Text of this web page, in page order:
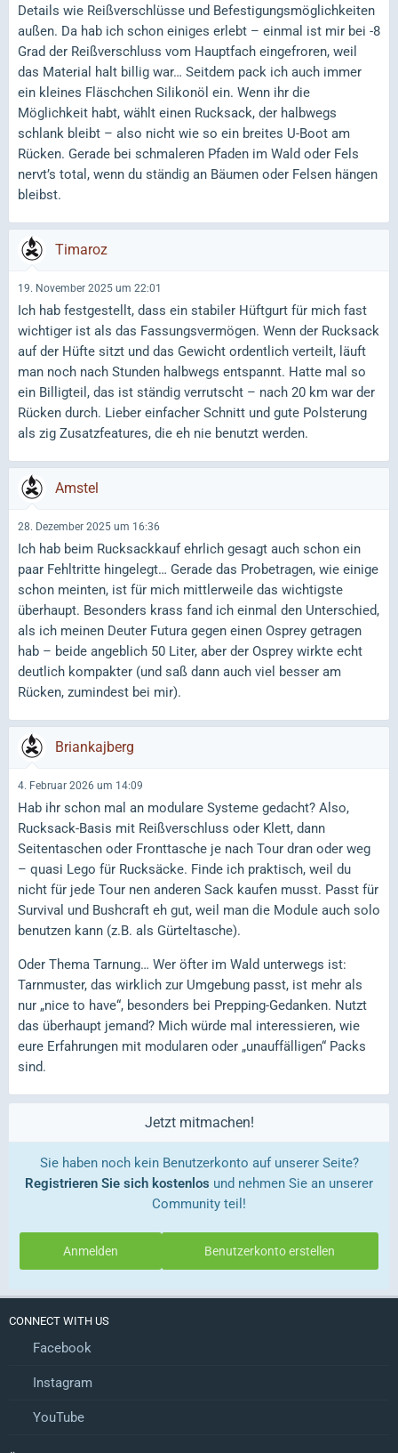
Details wie Reißverschlüsse und Befestigungsmöglichkeiten
außen. Da hab ich schon einiges erlebt – einmal ist mir bei -8
Grad der Reißverschluss vom Hauptfach eingefroren, weil
das Material halt billig war… Seitdem pack ich auch immer
ein kleines Fläschchen Silikonöl ein. Wenn ihr die
Möglichkeit habt, wählt einen Rucksack, der halbwegs
schlank bleibt – also nicht wie so ein breites U-Boot am
Rücken. Gerade bei schmaleren Pfaden im Wald oder Fels
nervt’s total, wenn du ständig an Bäumen oder Felsen hängen
bleibst.
Timaroz
19. November 2025 um 22:01
Ich hab festgestellt, dass ein stabiler Hüftgurt für mich fast
wichtiger ist als das Fassungsvermögen. Wenn der Rucksack
auf der Hüfte sitzt und das Gewicht ordentlich verteilt, läuft
man noch nach Stunden halbwegs entspannt. Hatte mal so
ein Billigteil, das ist ständig verrutscht – nach 20 km war der
Rücken durch. Lieber einfacher Schnitt und gute Polsterung
als zig Zusatzfeatures, die eh nie benutzt werden.
Amstel
28. Dezember 2025 um 16:36
Ich hab beim Rucksackkauf ehrlich gesagt auch schon ein
paar Fehltritte hingelegt… Gerade das Probetragen, wie einige
schon meinten, ist für mich mittlerweile das wichtigste
überhaupt. Besonders krass fand ich einmal den Unterschied,
als ich meinen Deuter Futura gegen einen Osprey getragen
hab – beide angeblich 50 Liter, aber der Osprey wirkte echt
deutlich kompakter (und saß dann auch viel besser am
Rücken, zumindest bei mir).
Briankajberg
4. Februar 2026 um 14:09
Hab ihr schon mal an modulare Systeme gedacht? Also,
Rucksack-Basis mit Reißverschluss oder Klett, dann
Seitentaschen oder Fronttasche je nach Tour dran oder weg
– quasi Lego für Rucksäcke. Finde ich praktisch, weil du
nicht für jede Tour nen anderen Sack kaufen musst. Passt für
Survival und Bushcraft eh gut, weil man die Module auch solo
benutzen kann (z.B. als Gürteltasche).
Oder Thema Tarnung… Wer öfter im Wald unterwegs ist:
Tarnmuster, das wirklich zur Umgebung passt, ist mehr als
nur „nice to have“, besonders bei Prepping-Gedanken. Nutzt
das überhaupt jemand? Mich würde mal interessieren, wie
eure Erfahrungen mit modularen oder „unauffälligen“ Packs
sind.
Jetzt mitmachen!
Sie haben noch kein Benutzerkonto auf unserer Seite?
Registrieren Sie sich kostenlos und nehmen Sie an unserer
Community teil!
Benutzerkonto erstellen
Anmelden
CONNECT WITH US
Facebook
Instagram
YouTube